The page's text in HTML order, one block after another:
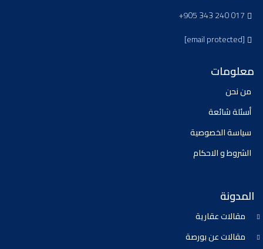
+905 343 240 017
[email protected]
معلومات
من نحن
أسئلة شائعة
سياسة الخصوصية
الشروط و الاحكام
المدونة
مقالات عقارية
مقالات عن بورصة